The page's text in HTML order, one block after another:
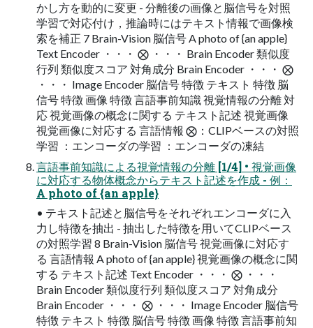
かし方を動的に変更 - 分離後の画像と脳信号を対照
学習で対応付け，推論時にはテキスト情報で画像検
索を補正 7 Brain-Vision 脳信号 A photo of {an apple}
Text Encoder ・・・ ⨂ ・・・ Brain Encoder 類似度
行列 類似度スコア 対角成分 Brain Encoder ・・・ ⨂
・・・ Image Encoder 脳信号 特徴 テキスト 特徴 脳
信号 特徴 画像 特徴 言語事前知識 視覚情報の分離 対
応 視覚画像の概念に関する テキスト記述 視覚画像
視覚画像に対応する 言語情報 ⨂：CLIPベースの対照
学習 ：エンコーダの学習 ：エンコーダの凍結
言語事前知識による視覚情報の分離 [1/4] • 視覚画像
に対応する物体概念からテキスト記述を作成 - 例：
A photo of {an apple}
• テキスト記述と脳信号をそれぞれエンコーダに入
力し特徴を抽出 - 抽出した特徴を用いてCLIPベース
の対照学習 8 Brain-Vision 脳信号 視覚画像に対応す
る 言語情報 A photo of {an apple} 視覚画像の概念に関
する テキスト記述 Text Encoder ・・・ ⨂ ・・・
Brain Encoder 類似度行列 類似度スコア 対角成分
Brain Encoder ・・・ ⨂ ・・・ Image Encoder 脳信号
特徴 テキスト 特徴 脳信号 特徴 画像 特徴 言語事前知